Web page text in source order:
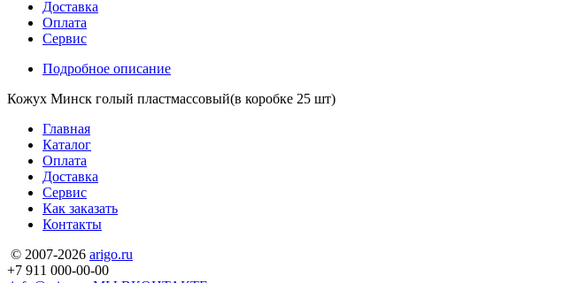
Доставка
Оплата
Сервис
Подробное описание
Кожух Минск голый пластмассовый(в коробке 25 шт)
Главная
Каталог
Оплата
Доставка
Сервис
Как заказать
Контакты
© 2007-2026 arigo.ru
+7 911 000-00-00